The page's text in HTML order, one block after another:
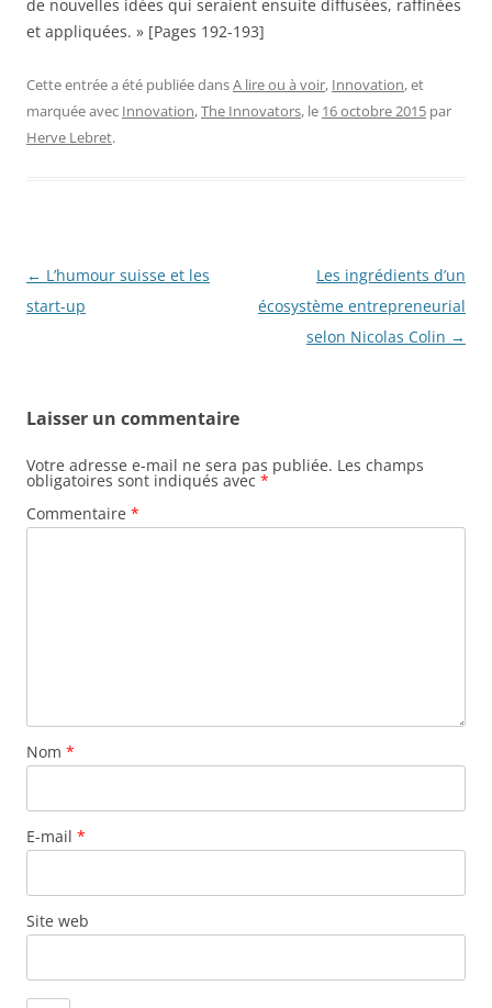
de nouvelles idées qui seraient ensuite diffusées, raffinées
et appliquées. » [Pages 192-193]
Cette entrée a été publiée dansA lire ou à voir, Innovation, et
marquée avec Innovation,The Innovators, le 16 octobre 2015 par
Herve Lebret.
Navigation
des
← L’humour suisse et les
start-up
Les ingrédients d’un
écosystème entrepreneurial
selon Nicolas Colin →
Laisser un commentaire
Votre adresse e-mail ne sera pas publiée. Les champs
obligatoires sont indiqués avec *
Commentaire *
Nom *
E-mail *
Site web